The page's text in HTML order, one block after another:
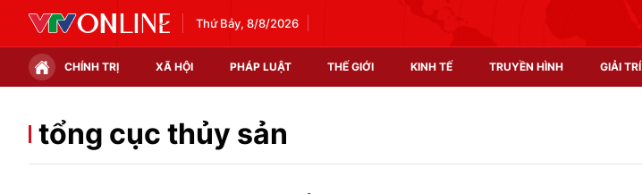
Thứ Bảy, 8/8/2026
CHÍNH TRỊ XÃ HỘI PHÁP LUẬT THẾ GIỚI KINH TẾ TRUYỀN HÌNH GIẢI TRÍ
Chính trị Xã hội
tổng cục thủy sản